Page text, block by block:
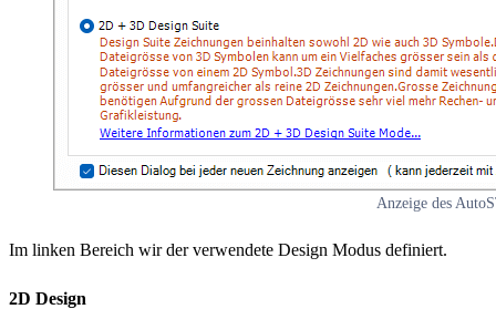
Anzeige des
Im linken Bereich wir der verwendete Design Modus definiert.
2D Design